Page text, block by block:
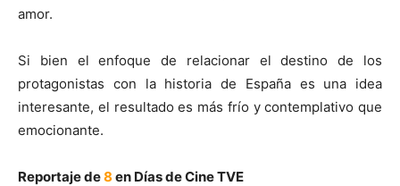
amor.
Si bien el enfoque de relacionar el destino de los
protagonistas con la historia de España es una idea
interesante, el resultado es más frío y contemplativo que
emocionante.
Reportaje de8 en Días de Cine TVE